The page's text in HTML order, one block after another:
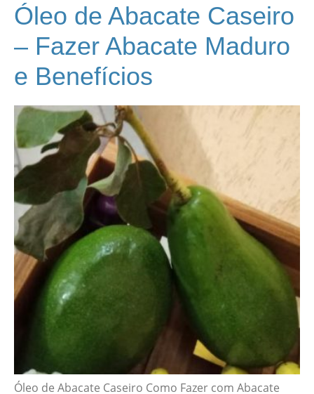
Óleo de Abacate Caseiro
– Fazer Abacate Maduro
e Benefícios
Óleo de Abacate Caseiro Como Fazer com Abacate